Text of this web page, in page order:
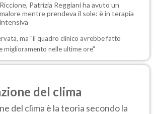
Riccione, Patrizia Reggiani ha avuto un
malore mentre prendeva il sole: è in terapia
intensiva
ma "il quadro clinico avrebbe fatto
miglioramento nelle ultime ore"
del clima
del clima è la teoria secondo la